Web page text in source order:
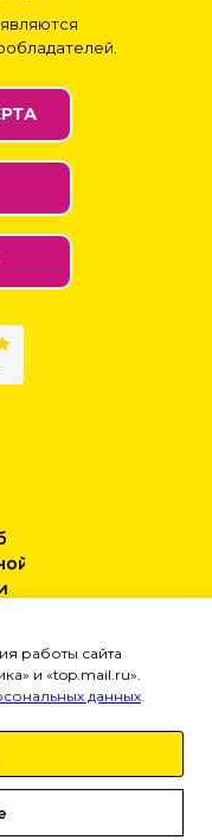
25-01
работы сайта
и «top.mail.ru».
данных